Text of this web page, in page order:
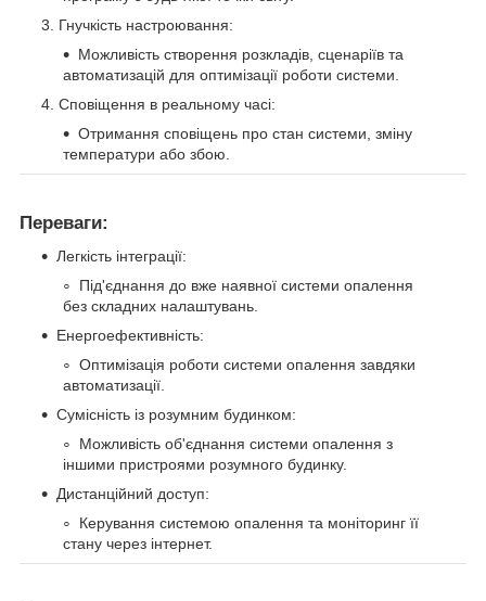
Гнучкість настроювання:
Можливість створення розкладів, сценаріїв та
автоматизацій для оптимізації роботи системи.
Сповіщення в реальному часі:
Отримання сповіщень про стан системи, зміну
температури або збою.
Переваги:
Легкість інтеграції:
Під'єднання до вже наявної системи опалення
без складних налаштувань.
Енергоефективність:
Оптимізація роботи системи опалення завдяки
автоматизації.
Сумісність із розумним будинком:
Можливість об'єднання системи опалення з
іншими пристроями розумного будинку.
Дистанційний доступ:
Керування системою опалення та моніторинг її
стану через інтернет.